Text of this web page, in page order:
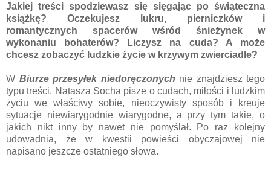
Jakiej treści spodziewasz się sięgając po świąteczna
książkę? Oczekujesz lukru, pierniczków i
romantycznych spacerów wśród śnieżynek w
wykonaniu bohaterów? Liczysz na cuda? A może
chcesz zobaczyć ludzkie życie w krzywym zwierciadle?
W Biurze przesyłek niedoręczonych nie znajdziesz tego
typu treści. Natasza Socha pisze o cudach, miłości i ludzkim
życiu we właściwy sobie, nieoczywisty sposób i kreuje
sytuacje niewiarygodnie wiarygodne, a przy tym takie, o
jakich nikt inny by nawet nie pomyślał. Po raz kolejny
udowadnia, że w kwestii powieści obyczajowej nie
napisano jeszcze ostatniego słowa.